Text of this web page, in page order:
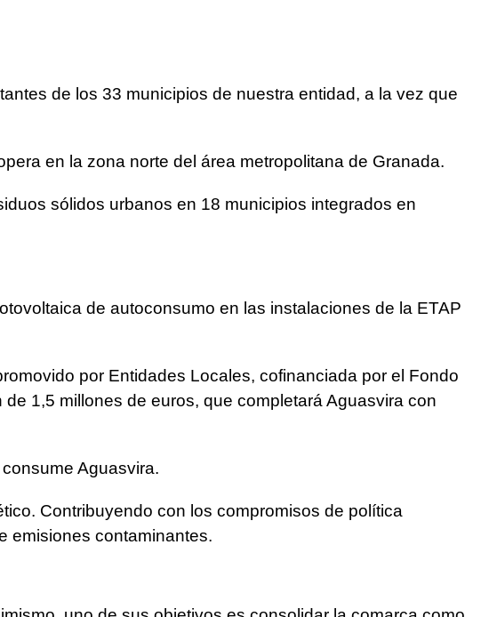
de los 33 municipios de nuestra entidad, a la vez que
en la zona norte del área metropolitana de Granada.
sólidos urbanos en 18 municipios integrados en
de autoconsumo en las instalaciones de la ETAP
por Entidades Locales, cofinanciada por el Fondo
1,5 millones de euros, que completará Aguasvira con
Aguasvira.
Contribuyendo con los compromisos de política
emisiones contaminantes.